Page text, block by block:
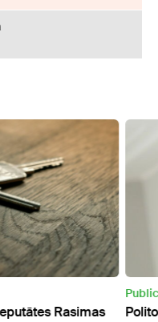
Rasimas
Public